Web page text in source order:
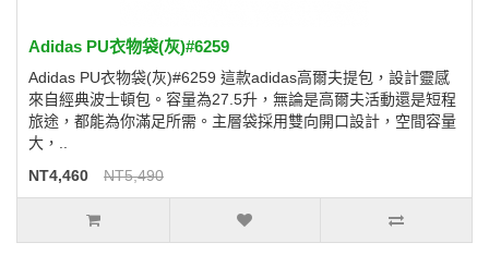
Adidas PU衣物袋(灰)#6259
Adidas PU衣物袋(灰)#6259 這款adidas高爾夫提包，設計靈感
來自經典波士頓包。容量為27.5升，無論是高爾夫活動還是短程
旅途，都能為你滿足所需。主層袋採用雙向開口設計，空間容量
大，..
NT4,460
NT5,490